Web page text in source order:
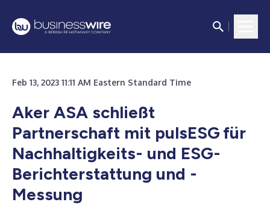
Feb 13, 2023 11:11 AM Eastern Standard Time
Aker ASA schließt
Partnerschaft mit pulsESG für
Nachhaltigkeits- und ESG-
Berichterstattung und -
Messung